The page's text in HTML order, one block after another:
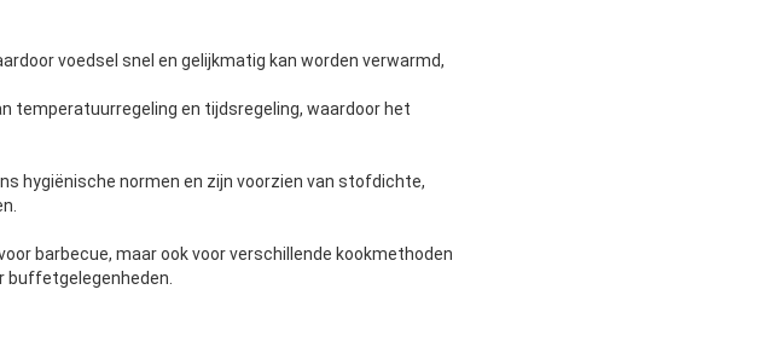
voedsel snel en gelijkmatig kan worden verwarmd,
temperatuurregeling en tijdsregeling, waardoor het
hygiënische normen en zijn voorzien van stofdichte,
barbecue, maar ook voor verschillende kookmethoden
buffetgelegenheden.